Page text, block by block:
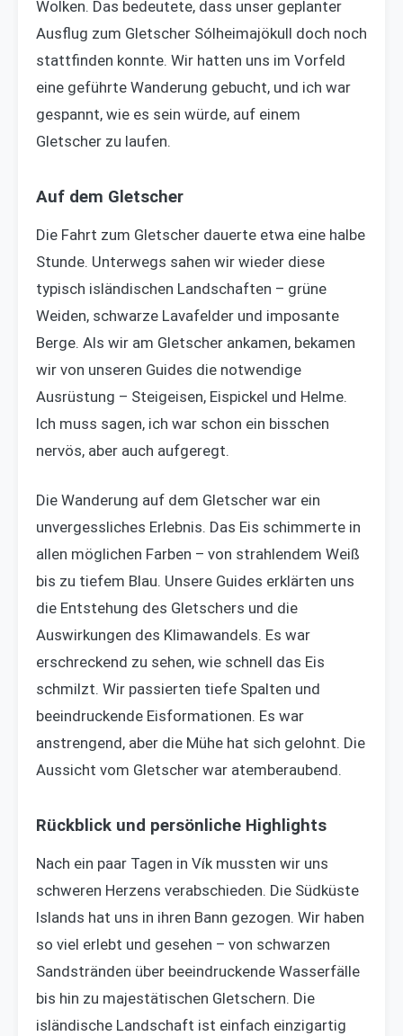
Wolken. Das bedeutete, dass unser geplanter
Ausflug zum Gletscher Sólheimajökull doch noch
stattfinden konnte. Wir hatten uns im Vorfeld
eine geführte Wanderung gebucht, und ich war
gespannt, wie es sein würde, auf einem
Gletscher zu laufen.
Auf dem Gletscher
Die Fahrt zum Gletscher dauerte etwa eine halbe
Stunde. Unterwegs sahen wir wieder diese
typisch isländischen Landschaften – grüne
Weiden, schwarze Lavafelder und imposante
Berge. Als wir am Gletscher ankamen, bekamen
wir von unseren Guides die notwendige
Ausrüstung – Steigeisen, Eispickel und Helme.
Ich muss sagen, ich war schon ein bisschen
nervös, aber auch aufgeregt.
Die Wanderung auf dem Gletscher war ein
unvergessliches Erlebnis. Das Eis schimmerte in
allen möglichen Farben – von strahlendem Weiß
bis zu tiefem Blau. Unsere Guides erklärten uns
die Entstehung des Gletschers und die
Auswirkungen des Klimawandels. Es war
erschreckend zu sehen, wie schnell das Eis
schmilzt. Wir passierten tiefe Spalten und
beeindruckende Eisformationen. Es war
anstrengend, aber die Mühe hat sich gelohnt. Die
Aussicht vom Gletscher war atemberaubend.
Rückblick und persönliche Highlights
Nach ein paar Tagen in Vík mussten wir uns
schweren Herzens verabschieden. Die Südküste
Islands hat uns in ihren Bann gezogen. Wir haben
so viel erlebt und gesehen – von schwarzen
Sandstränden über beeindruckende Wasserfälle
bis hin zu majestätischen Gletschern. Die
isländische Landschaft ist einfach einzigartig